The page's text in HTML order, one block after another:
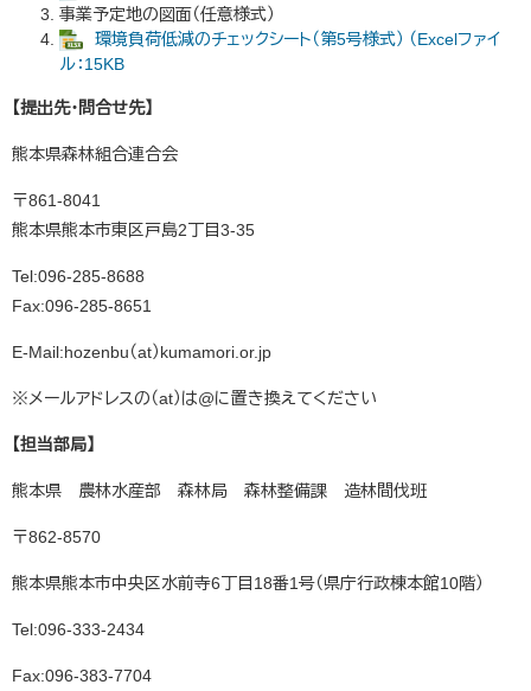
事業予定地の図面（任意様式）
環境負荷低減のチェックシート（第5号様式） （Excelファイ
ル：15KB
【提出先・問合せ先】
熊本県森林組合連合会
〒861-8041
熊本県熊本市東区戸島2丁目3-35
Tel:096-285-8688
Fax:096-285-8651
E-Mail:hozenbu（at）kumamori.or.jp
※メールアドレスの（at）は@に置き換えてください
【担当部局】
熊本県 農林水産部 森林局 森林整備課 造林間伐班
〒862-8570
熊本県熊本市中央区水前寺6丁目18番1号（県庁行政棟本館10階）
Tel:096-333-2434
Fax:096‐383-7704